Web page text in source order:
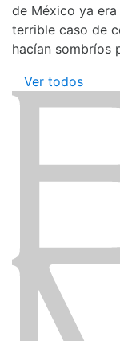
de México ya
terrible caso de
hacían sombríos
Ver todos